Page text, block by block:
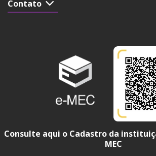
Contato
Consulte aqui o Cadastro da
MEC